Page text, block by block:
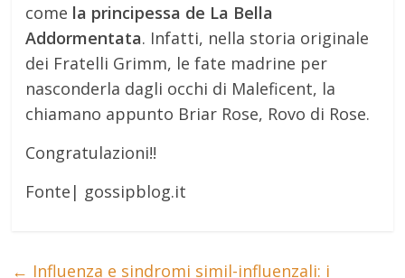
come la principessa de La Bella
Addormentata. Infatti, nella storia originale
dei Fratelli Grimm, le fate madrine per
nasconderla dagli occhi di Maleficent, la
chiamano appunto Briar Rose, Rovo di Rose.
Congratulazioni!!
Fonte| gossipblog.it
← Influenza e sindromi simil-influenzali: i